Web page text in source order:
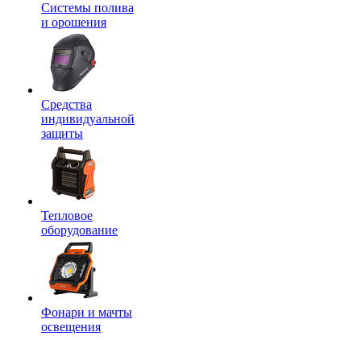
Системы полива
и орошения
Средства
индивидуальной
защиты
Тепловое
оборудование
Фонари и мачты
освещения